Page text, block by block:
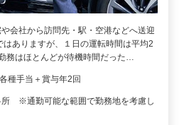
会社から訪問先・駅・空港などへ送迎
はありますが、１日の運転時間は平均2
務はほとんどが待機時間だった…
種手当＋賞与年2回
所 ※通勤可能な範囲で勤務地を考慮し